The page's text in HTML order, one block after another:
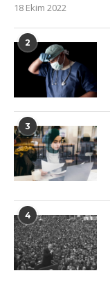
18 Ekim 2022
2
3
4